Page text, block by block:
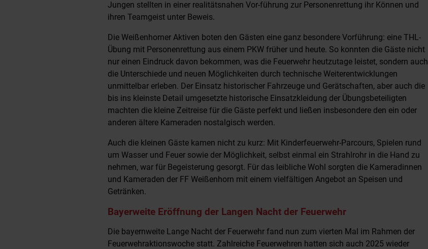
Jungen stellten in einer realitätsnahen Vor-führung zur Personenrettung ihr Können und
ihren Teamgeist unter Beweis.
Die Weißenhorner Aktiven boten den Gästen eine ganz besondere Vorführung: eine THL-
Übung mit Personenrettung aus einem PKW früher und heute. So konnten die Gäste nicht
nur einen Eindruck davon bekommen, was die Feuerwehr heutzutage leistet, sondern auch
die Unterschiede und neuen Möglichkeiten durch technische Weiterentwicklungen
unmittelbar erleben. Der Einsatz historischer Fahrzeuge und Gerätschaften, aber auch die
bis ins kleinste Detail umgesetzte historische Einsatzkleidung der Übungsbeteiligten
machten die kleine Zeitreise für die Gäste perfekt und ließen insbesondere den ein oder
anderen ältere Kameraden nostalgisch werden.
Auch die kleinen Gäste kamen nicht zu kurz: Mit Kinderfeuerwehr-Parcours, Spielen rund
um Wasser und Feuer sowie der Möglichkeit, selbst einmal ein Strahlrohr in die Hand zu
nehmen, war für Begeisterung gesorgt. Für das leibliche Wohl sorgten die Kameradinnen
und Kameraden der FF Weißenhorn mit einem vielfältigen Angebot an Speisen und
Getränken.
Bayerweite Eröffnung der Langen Nacht der Feuerwehr
Die bayernweite Lange Nacht der Feuerwehr fand nun zum vierten Mal im Rahmen der
Feuerwehraktionswoche statt. Zahlreiche Feuerwehren hatten sich auch 2025 wieder